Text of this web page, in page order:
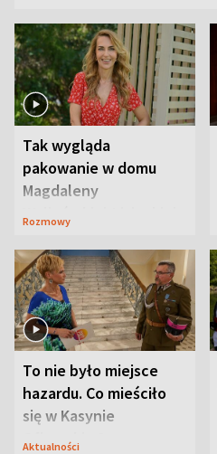
Tak wygląda
pakowanie w domu
Magdaleny
Waligórskiej-Lisieckiej.
Rozmowy
To nie było miejsce
hazardu. Co mieściło
się w Kasynie
Oficerskim?
Aktualności